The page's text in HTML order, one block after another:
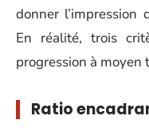
donner
En réalité, trois
progression à moyen
Ratio